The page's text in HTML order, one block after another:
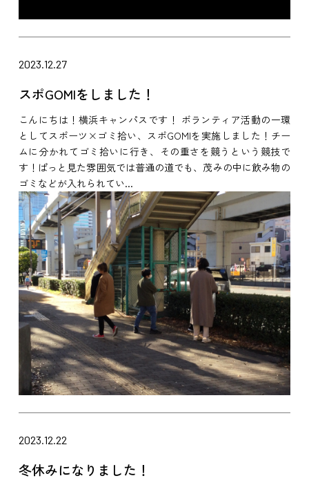
2023.12.27
スポGOMIをしました！
こんにちは！横浜キャンパスです！ ボランティア活動の一環
としてスポーツ×ゴミ拾い、スポGOMIを実施しました！チー
ムに分かれてゴミ拾いに行き、その重さを競うという競技で
す！ぱっと見た雰囲気では普通の道でも、茂みの中に飲み物の
ゴミなどが入れられてい...
2023.12.22
冬休みになりました！